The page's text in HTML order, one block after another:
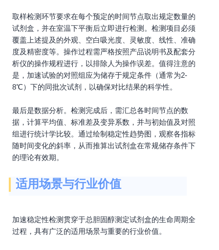
取样检测环节要求在每个预定的时间节点取出规定数量的
试剂盒，并在室温下平衡后立即进行检测。检测项目必须
覆盖上述提及的外观、空白吸光度、灵敏度、线性、准确
度及精密度等。操作过程需严格按照产品说明书及配套分
析仪的操作规程进行，以排除人为操作误差。值得注意的
是，加速试验的对照组应为储存于规定条件（通常为2-
8℃）下的同批次试剂，以确保对比结果的科学性。
最后是数据分析。检测完成后，需汇总各时间节点的数
据，计算平均值、标准差及变异系数，并与初始值及对照
组进行统计学比较。通过绘制稳定性趋势图，观察各指标
随时间变化的斜率，从而推算出试剂盒在常规储存条件下
的理论有效期。
适用场景与行业价值
加速稳定性检测贯穿于总胆固醇测定试剂盒的生命周期全
过程，具有广泛的适用场景与重要的行业价值。